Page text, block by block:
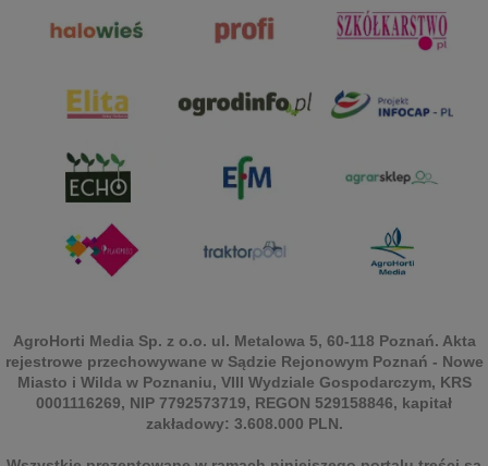
AgroHorti Media Sp. z o.o. ul. Metalowa 5, 60-118 Poznań. Akta
rejestrowe przechowywane w Sądzie Rejonowym Poznań - Nowe
Miasto i Wilda w Poznaniu, VIII Wydziale Gospodarczym, KRS
0001116269, NIP 7792573719, REGON 529158846, kapitał
zakładowy: 3.608.000 PLN.